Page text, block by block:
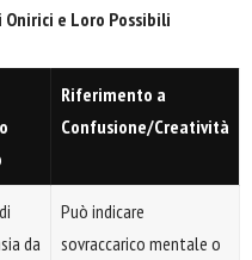
e Loro Possibili
Riferimento a
Confusione/Creatività
da
Può indicare
sovraccarico mentale o